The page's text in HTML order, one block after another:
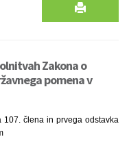
Zakona o
pomena v
člena in prvega odstavka